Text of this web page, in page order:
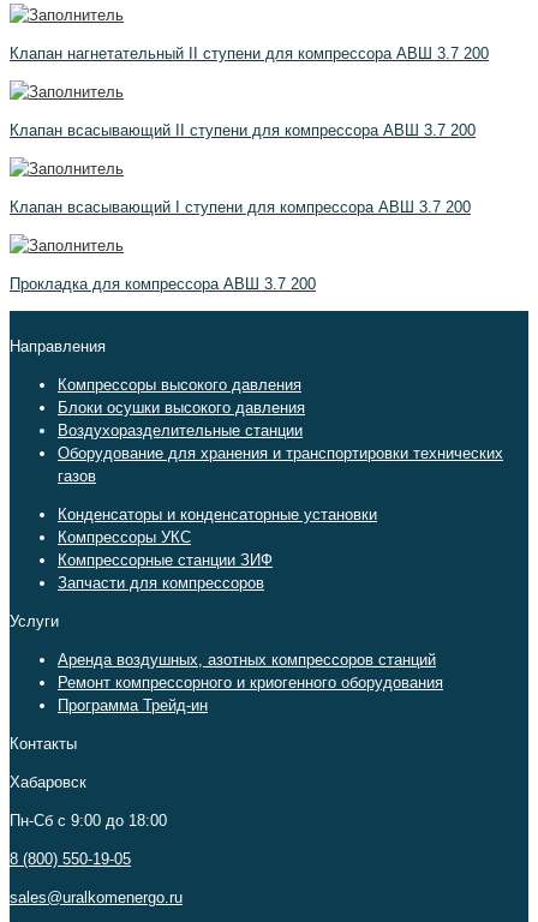
Клапан нагнетательный II ступени для компрессора АВШ 3.7 200
Клапан всасывающий II ступени для компрессора АВШ 3.7 200
Клапан всасывающий I ступени для компрессора АВШ 3.7 200
Прокладка для компрессора АВШ 3.7 200
Направления
Компрессоры высокого давления
Блоки осушки высокого давления
Воздухоразделительные станции
Оборудование для хранения и транспортировки технических
газов
Конденсаторы и конденсаторные установки
Компрессоры УКС
Компрессорные станции ЗИФ
Запчасти для компрессоров
Услуги
Аренда воздушных, азотных компрессоров станций
Ремонт компрессорного и криогенного оборудования
Программа Трейд-ин
Контакты
Хабаровск
Пн-Сб c 9:00 до 18:00
8 (800) 550-19-05
sales@uralkomenergo.ru